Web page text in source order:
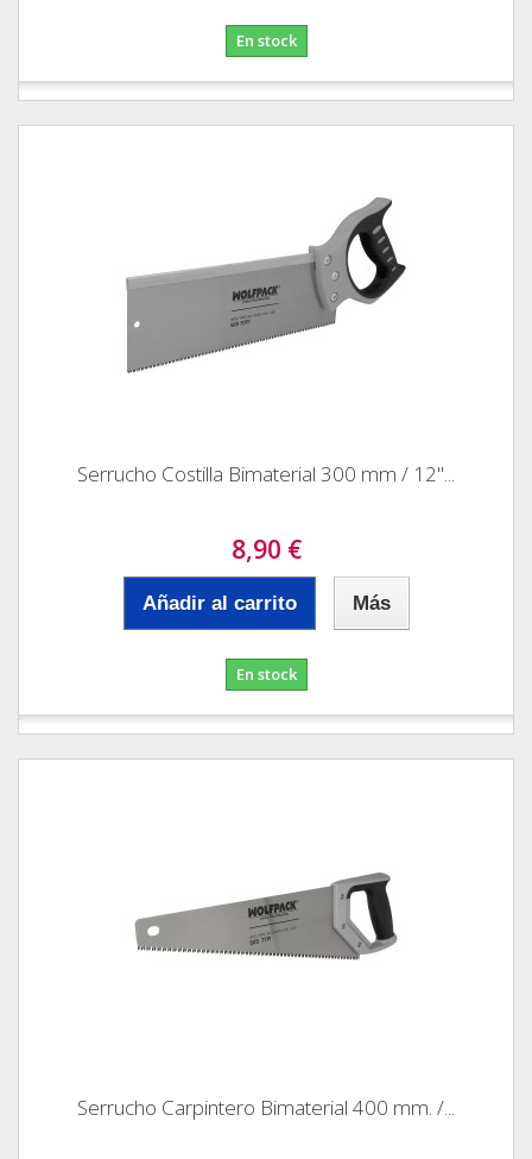
En stock
Serrucho Costilla Bimaterial 300 mm / 12"...
8,90 €
Añadir al carrito Más
En stock
Serrucho Carpintero Bimaterial 400 mm. /...